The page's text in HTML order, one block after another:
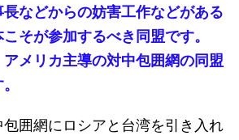
などからの妨害工作などがある
そが参加するべき同盟です。
メリカ主導の対中包囲網の同盟
囲網にロシアと台湾を引き入れ